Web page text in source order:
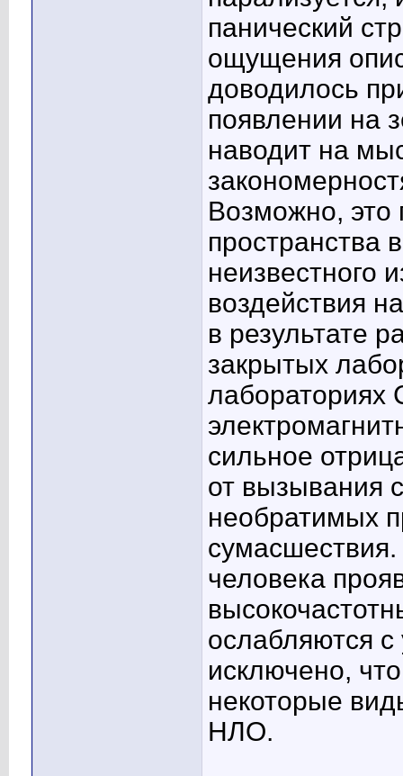
панический
ощущения
доводилось
появлении на
наводит на
Возможно, это
пространства
неизвестного
воздействия
в результате
закрытых
сильное
от вызывания
необратимых
сумасшествия.
человека
ослабляются
исключено,
некоторые
НЛО.